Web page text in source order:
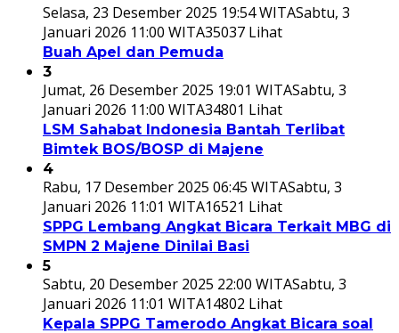
Selasa, 23 Desember 2025 19:54 WITASabtu, 3
Januari 2026 11:00 WITA35037 Lihat
Buah Apel dan Pemuda
3
Jumat, 26 Desember 2025 19:01 WITASabtu, 3
Januari 2026 11:00 WITA34801 Lihat
LSM Sahabat Indonesia Bantah Terlibat
Bimtek BOS/BOSP di Majene
4
Rabu, 17 Desember 2025 06:45 WITASabtu, 3
Januari 2026 11:01 WITA16521 Lihat
SPPG Lembang Angkat Bicara Terkait MBG di
SMPN 2 Majene Dinilai Basi
5
Sabtu, 20 Desember 2025 22:00 WITASabtu, 3
Januari 2026 11:01 WITA14802 Lihat
Kepala SPPG Tamerodo Angkat Bicara soal